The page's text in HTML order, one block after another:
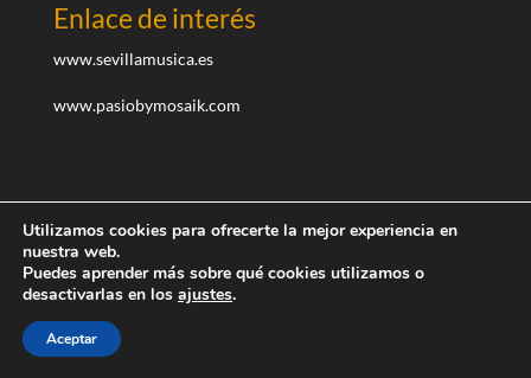
Enlace de interés
www.sevillamusica.es
www.pasiobymosaik.com
Diseñado por teayudoaemprender.com I ©Todos los
Utilizamos cookies para ofrecerte la mejor experiencia en
nuestra web.
Puedes aprender más sobre qué cookies utilizamos o
desactivarlas en los ajustes.
Aceptar